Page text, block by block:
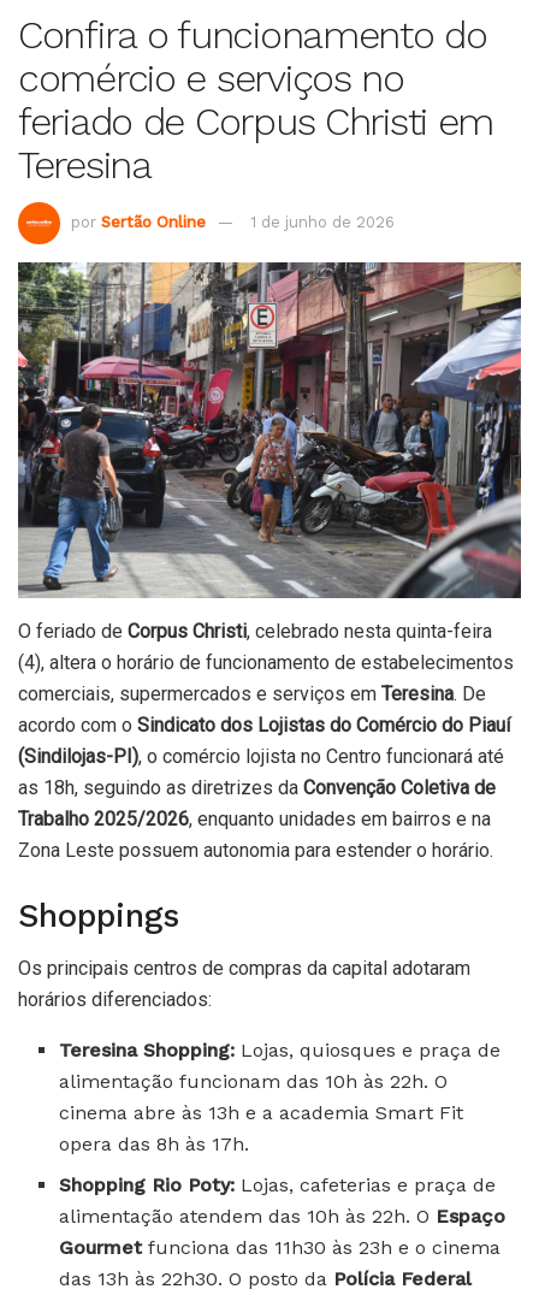
Confira o funcionamento do
comércio e serviços no
feriado de Corpus Christi em
Teresina
por Sertão Online 1 de junho de 2026
O feriado de Corpus Christi, celebrado nesta quinta-feira
(4), altera o horário de funcionamento de estabelecimentos
comerciais, supermercados e serviços em Teresina. De
acordo com o Sindicato dos Lojistas do Comércio do Piauí
(Sindilojas-PI), o comércio lojista no Centro funcionará até
as 18h, seguindo as diretrizes da Convenção Coletiva de
Trabalho 2025/2026, enquanto unidades em bairros e na
Zona Leste possuem autonomia para estender o horário.
Shoppings
Os principais centros de compras da capital adotaram
horários diferenciados:
Teresina Shopping: Lojas, quiosques e praça de
alimentação funcionam das 10h às 22h. O
cinema abre às 13h e a academia Smart Fit
opera das 8h às 17h.
Shopping Rio Poty: Lojas, cafeterias e praça de
alimentação atendem das 10h às 22h. O Espaço
Gourmetfunciona das 11h30 às 23h e o cinema
das 13h às 22h30. O posto da Polícia Federal